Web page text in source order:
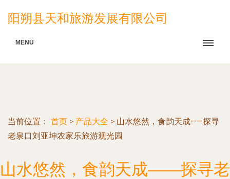
阳朔县天和旅游发展有限公司
MENU
当前位置： 首页 > 产品大全 > 山水悠然，食韵天成——探寻
老泉口刘亚坤农家乐旅游观光园
山水悠然，食韵天成——探寻老